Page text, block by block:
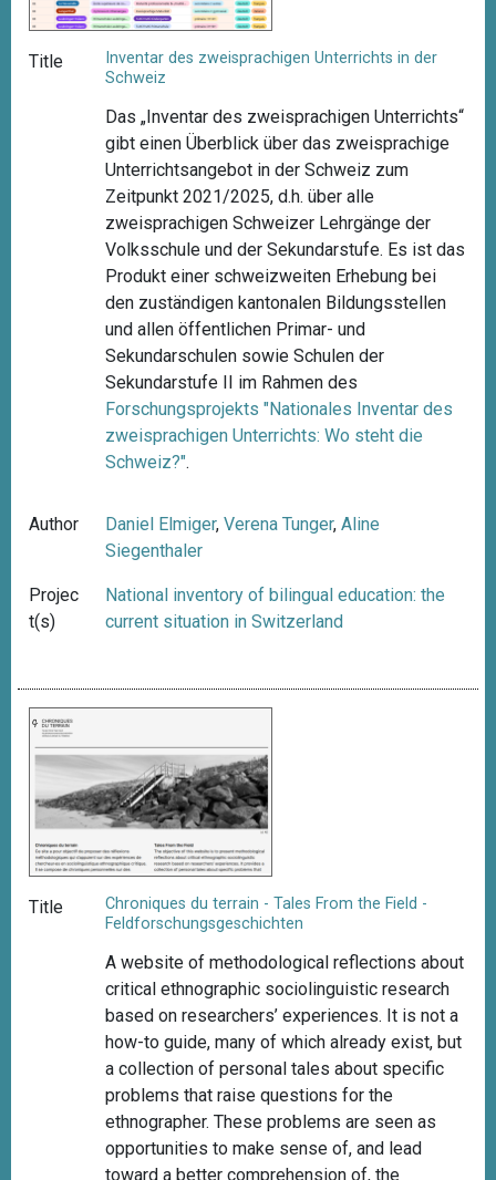
Title
Inventar des zweisprachigen Unterrichts in der
Schweiz
Das „Inventar des zweisprachigen Unterrichts“
gibt einen Überblick über das zweisprachige
Unterrichtsangebot in der Schweiz zum
Zeitpunkt 2021/2025, d.h. über alle
zweisprachigen Schweizer Lehrgänge der
Volksschule und der Sekundarstufe. Es ist das
Produkt einer schweizweiten Erhebung bei
den zuständigen kantonalen Bildungsstellen
und allen öffentlichen Primar- und
Sekundarschulen sowie Schulen der
Sekundarstufe II im Rahmen des
Forschungsprojekts "Nationales Inventar des
zweisprachigen Unterrichts: Wo steht die
Schweiz?".
Author Daniel Elmiger,Verena Tunger,Aline
Siegenthaler
Projec
t(s)
National inventory of bilingual education: the
current situation in Switzerland
Title
Chroniques du terrain - Tales From the Field -
Feldforschungsgeschichten
A website of methodological reflections about
critical ethnographic sociolinguistic research
based on researchers’ experiences. It is not a
how-to guide, many of which already exist, but
a collection of personal tales about specific
problems that raise questions for the
ethnographer. These problems are seen as
opportunities to make sense of, and lead
toward a better comprehension of, the